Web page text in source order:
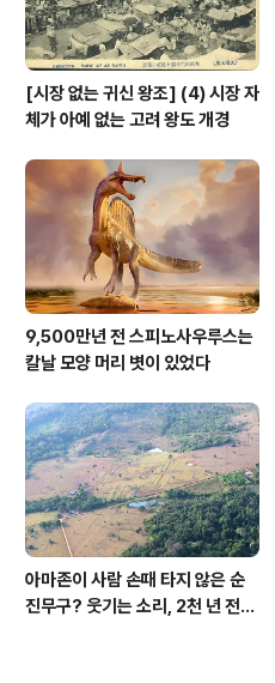
[시장 없는 귀신 왕조] (4) 시장 자
체가 아예 없는 고려 왕도 개경
9,500만년 전 스피노사우루스는
칼날 모양 머리 볏이 있었다
아마존이 사람 손때 타지 않은 순
진무구? 웃기는 소리, 2천 년 전에